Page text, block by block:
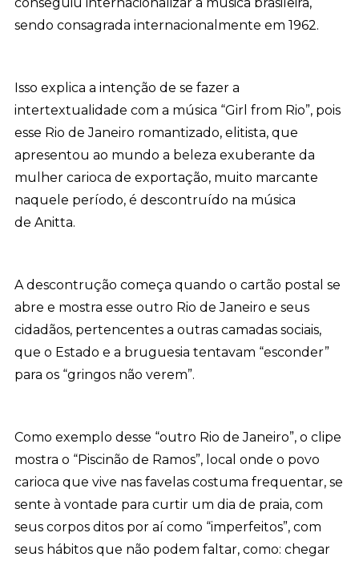
sendo consagrada internacionalmente em 1962.
Isso explica a intenção de se fazer a
intertextualidade com a música “Girl from Rio”, pois
esse Rio de Janeiro romantizado, elitista, que
apresentou ao mundo a beleza exuberante da
mulher carioca de exportação, muito marcante
naquele período, é descontruído na música
de Anitta.
A descontrução começa quando o cartão postal se
abre e mostra esse outro Rio de Janeiro e seus
cidadãos, pertencentes a outras camadas sociais,
que o Estado e a bruguesia tentavam “esconder”
para os “gringos não verem”.
Como exemplo desse “outro Rio de Janeiro”, o clipe
mostra o “Piscinão de Ramos”, local onde o povo
carioca que vive nas favelas costuma frequentar, se
sente à vontade para curtir um dia de praia, com
seus corpos ditos por aí como “imperfeitos”, com
seus hábitos que não podem faltar, como: chegar